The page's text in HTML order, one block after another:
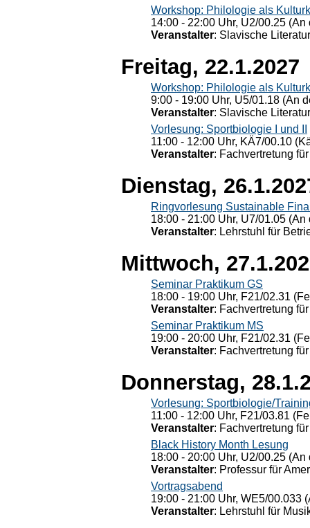
Workshop: Philologie als
14:00 - 22:00 Uhr, U2/00.25
Veranstalter: Slavische
Freitag, 22.1.2027
Workshop: Philologie als
9:00 - 19:00 Uhr, U5/01.18 (An
Veranstalter: Slavische
Vorlesung: Sportbiologie I und II
11:00 - 12:00 Uhr, KÄ7/00.10
Veranstalter: Fachvertretung
Dienstag,
Ringvorlesung Sustainable
18:00 - 21:00 Uhr, U7/01.05
Veranstalter: Lehrstuhl für
Mittwoch,
Seminar Praktikum GS
18:00 - 19:00 Uhr, F21/02.31
Veranstalter: Fachvertretung
Seminar Praktikum MS
19:00 - 20:00 Uhr, F21/02.31
Veranstalter: Fachvertretung
Donnerstag,
Vorlesung: Sportbiologie/
11:00 - 12:00 Uhr, F21/03.81
Veranstalter: Fachvertretung
Black History Month Lesung
18:00 - 20:00 Uhr, U2/00.25
Veranstalter: Professur für
Vortragsabend
19:00 - 21:00 Uhr, WE5/00.033
Veranstalter: Lehrstuhl für